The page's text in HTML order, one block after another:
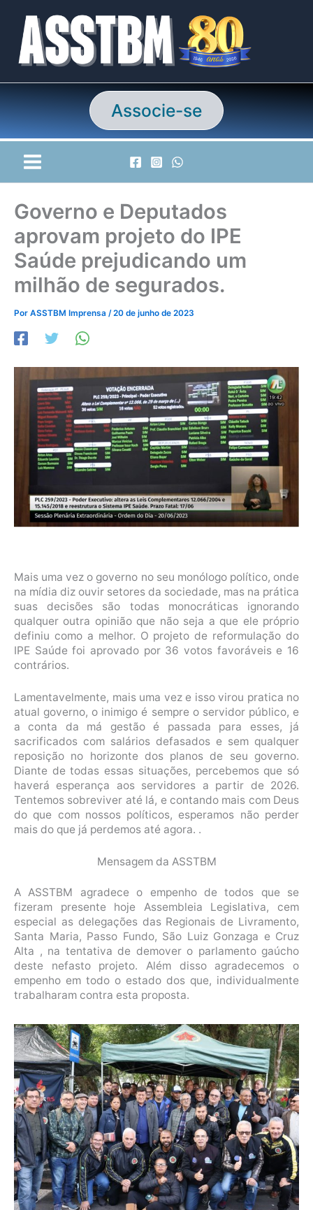
conteúdo
Associe-se
Governo e Deputados
aprovam projeto do IPE
Saúde prejudicando um
milhão de segurados.
Por ASSTBM Imprensa /20 de junho de 2023
Mais uma vez o governo no seu monólogo político, onde
na mídia diz ouvir setores da sociedade, mas na prática
suas decisões são todas monocráticas ignorando
qualquer outra opinião que não seja a que ele próprio
definiu como a melhor. O projeto de reformulação do
IPE Saúde foi aprovado por 36 votos favoráveis e 16
contrários.
Lamentavelmente, mais uma vez e isso virou pratica no
atual governo, o inimigo é sempre o servidor público, e
a conta da má gestão é passada para esses, já
sacrificados com salários defasados e sem qualquer
reposição no horizonte dos planos de seu governo.
Diante de todas essas situações, percebemos que só
haverá esperança aos servidores a partir de 2026.
Tentemos sobreviver até lá, e contando mais com Deus
do que com nossos políticos, esperamos não perder
mais do que já perdemos até agora. .
Mensagem da ASSTBM
A ASSTBM agradece o empenho de todos que se
fizeram presente hoje Assembleia Legislativa, cem
especial as delegações das Regionais de Livramento,
Santa Maria, Passo Fundo, São Luiz Gonzaga e Cruz
Alta , na tentativa de demover o parlamento gaúcho
deste nefasto projeto. Além disso agradecemos o
empenho em todo o estado dos que, individualmente
trabalharam contra esta proposta.